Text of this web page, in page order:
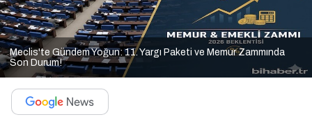
Meclis'te Gündem Yoğun: 11. Yargı Paketi ve Memur Zammında
Son Durum!